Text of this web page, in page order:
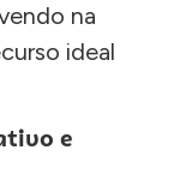
na
ideal
e